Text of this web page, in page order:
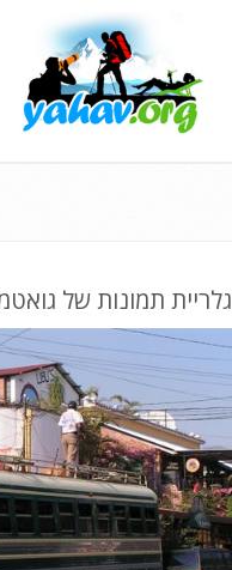
גלריית תמונות של